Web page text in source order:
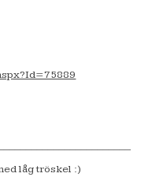
låg tröskel :)